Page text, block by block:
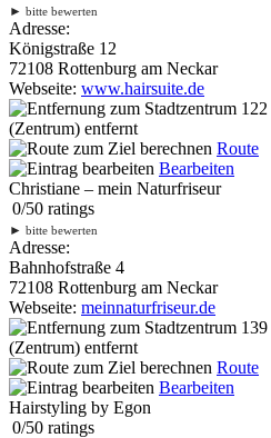
► bitte bewerten
Adresse:
Königstraße 12
72108 Rottenburg am Neckar
Webseite: www.hairsuite.de
(Zentrum) entfernt
Route
Bearbeiten
Christiane – mein Naturfriseur
0/50 ratings
► bitte bewerten
Adresse:
Bahnhofstraße 4
72108 Rottenburg am Neckar
Webseite: meinnaturfriseur.de
(Zentrum) entfernt
Route
Bearbeiten
Hairstyling by Egon
0/50 ratings